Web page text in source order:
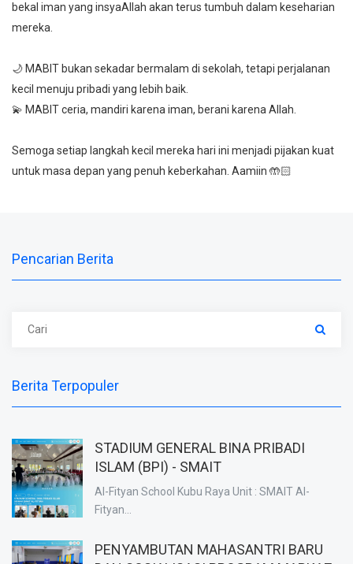
bekal iman yang insyaAllah akan terus tumbuh dalam keseharian
mereka.
🌙 MABIT bukan sekadar bermalam di sekolah, tetapi perjalanan
kecil menuju pribadi yang lebih baik.
💫 MABIT ceria, mandiri karena iman, berani karena Allah.
Semoga setiap langkah kecil mereka hari ini menjadi pijakan kuat
untuk masa depan yang penuh keberkahan. Aamiin 🤲🏻
Pencarian Berita
Berita Terpopuler
STADIUM GENERAL BINA PRIBADI
ISLAM (BPI) - SMAIT
Al-Fityan School Kubu Raya Unit : SMAIT Al-
Fityan...
PENYAMBUTAN MAHASANTRI BARU